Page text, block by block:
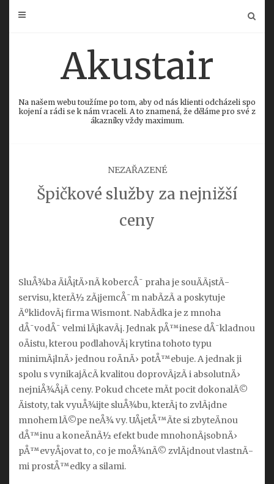
Akustair
Na našem webu toužíme po tom, aby od nás klienti odcházeli spo
kojení a rádi se k nám vraceli. A to znamená, že děláme pro své z
ákazníky vždy maximum.
NEZAŘAZENÉ
Špičkové služby za nejnižší
ceny
SluÅ¾baÄiÅ¡tÄ›nÃ­ kobercÅ¯ prahaje souÄÃ¡stÃ­
servisu, kterÃ½ zÃ¡jemcÅ¯m nabÃ­zÃ­ a poskytuje
ÃºklidovÃ¡ firma Wismont. NabÃ­dka je z mnoha
dÅ¯vodÅ¯ velmi lÃ¡kavÃ¡. Jednak pÅ™inese dÅ¯kladnou
oÄistu, kterou podlahovÃ¡ krytina tohoto typu
minimÃ¡lnÄ› jednou roÄnÄ› potÅ™ebuje. A jednak ji
spolu s vynikajÃ­cÃ­ kvalitou doprovÃ¡zÃ­ i absolutnÄ›
nejniÅ¾Å¡Ã­ ceny. Pokud chcete mÃ­t pocit dokonalÃ©
Äistoty, tak vyuÅ¾ijte sluÅ¾bu, kterÃ¡ to zvlÃ¡dne
mnohem lÃ©pe neÅ¾ vy. UÅ¡etÅ™Ã­te si zbyteÄnou
dÅ™inu a koneÄnÃ½ efekt bude mnohonÃ¡sobnÄ›
pÅ™evyÅ¡ovat to, co je moÅ¾nÃ© zvlÃ¡dnout vlastnÃ­
mi prostÅ™edky a silami.